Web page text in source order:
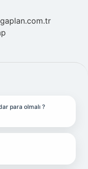
para olmalı ?